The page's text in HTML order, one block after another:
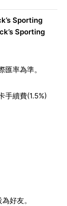
Sporting
Sporting
率為準。
手續費(1.5%)
好友。